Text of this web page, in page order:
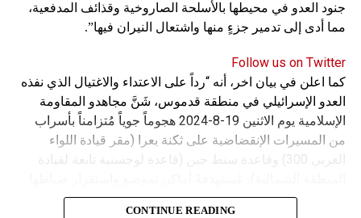
جنود العدو في محيطها بالأسلحة الصاروخية وقذائف المدفعية،
مما أدى إلى تدمير جزءٍ منها واشتعال النيران فيها”.
Follow us on Twitter
كما اعلن في بيان اخر، أنه “رداً على الاعتداء والاغتيال الذي نفذه
العدو الإسرائيلي في منطقة قدموس، شَنَّ مجاهدو المقاومة
الإسلامية يوم الاثنين 19-8-2024 هجوماً جوياً مُتزامناً بأسراب
من المسيرات الإنقضاضية على ثكنة يعرا (مقر قيادة اللواء
الغربي 300) وقاعدة سنط جين (قاعدة لوجستية تابعة لقيادة
وجنودها وأصابت أهدافها بدقة وأوقعت فيهم عدداً من القتلى
CONTINUE READING